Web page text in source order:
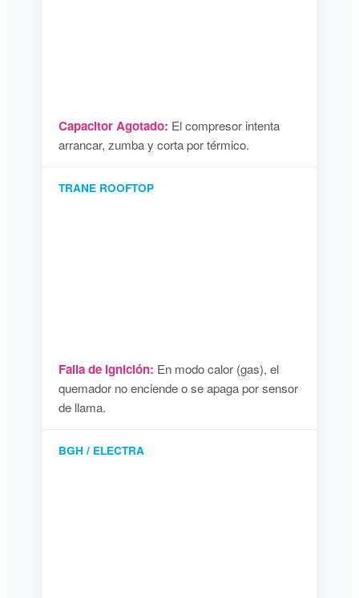
Capacitor Agotado: El compresor intenta
arrancar, zumba y corta por térmico.
TRANE ROOFTOP
Falla de Ignición: En modo calor (gas), el
quemador no enciende o se apaga por sensor
de llama.
BGH / ELECTRA